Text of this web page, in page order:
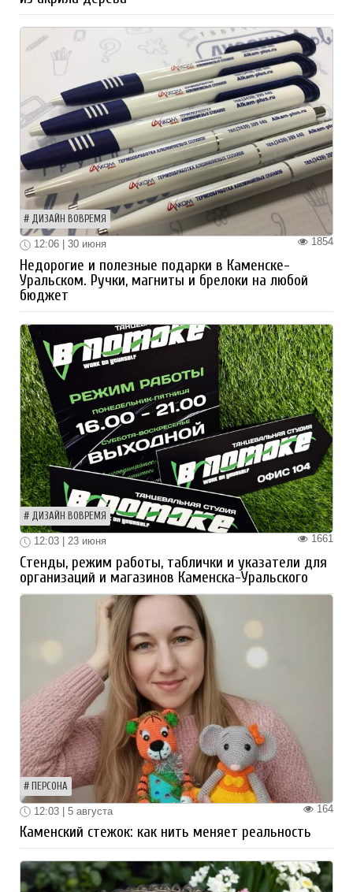
ДИЗАЙН ВОВРЕМЯ
1854
12:06 | 30 июня
Недорогие и полезные подарки в Каменске-
Уральском. Ручки, магниты и брелоки на любой
бюджет
ДИЗАЙН ВОВРЕМЯ
1661
12:03 | 23 июня
Стенды, режим работы, таблички и указатели для
организаций и магазинов Каменска-Уральского
ПЕРСОНА
164
12:03 | 5 августа
Каменский стежок: как нить меняет реальность